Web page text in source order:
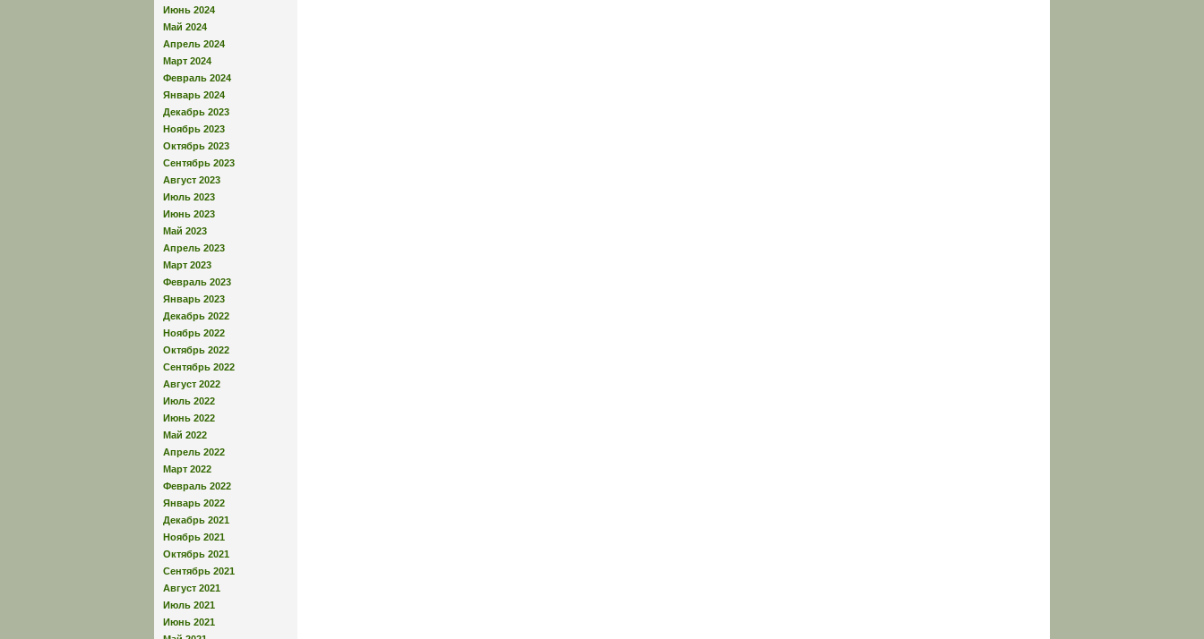
Июнь 2024
Май 2024
Апрель 2024
Март 2024
Февраль 2024
Январь 2024
Декабрь 2023
Ноябрь 2023
Октябрь 2023
Сентябрь 2023
Август 2023
Июль 2023
Июнь 2023
Май 2023
Апрель 2023
Март 2023
Февраль 2023
Январь 2023
Декабрь 2022
Ноябрь 2022
Октябрь 2022
Сентябрь 2022
Август 2022
Июль 2022
Июнь 2022
Май 2022
Апрель 2022
Март 2022
Февраль 2022
Январь 2022
Декабрь 2021
Ноябрь 2021
Октябрь 2021
Сентябрь 2021
Август 2021
Июль 2021
Июнь 2021